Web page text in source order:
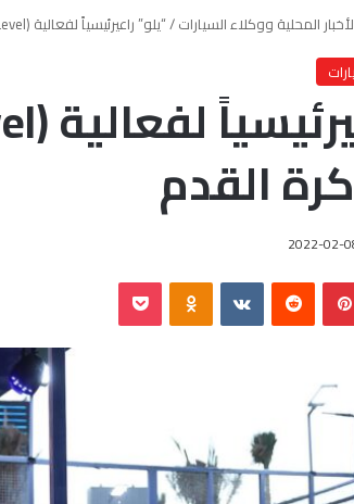
المحلية ووكلاء السيارات/“يلو” راعيرئيسياً لفعالية (NextLevel) لتحديات كرة القدم
القدم
2022-02-
بينتيريست